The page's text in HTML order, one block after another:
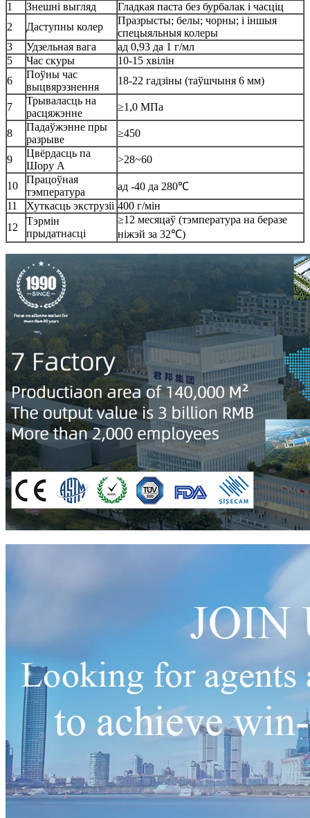
1 Знешні выгляд
Гладкая паста без бурбалак і часціц
2
Даступны колер
Празрысты; белы; чорны; і іншыя
спецыяльныя колеры
3
Удзельная вага
ад 0,93 да 1 г/мл
5
Час скуры
10-15 хвілін
6
Поўны час
выцвярэзнення
18-22 гадзіны (таўшчыня 6 мм)
7
Трываласць на
расцяжэнне
≥1,0 МПа
8
Падаўжэнне пры
разрыве
≥450
9
Цвёрдасць па
Шору А
>28~60
10
Працоўная
тэмпература
ад -40 да 280℃
11
Хуткасць экструзіі 400 г/мін
12
Тэрмін
прыдатнасці
≥12 месяцаў (тэмпература на беразе
ніжэй за 32℃)